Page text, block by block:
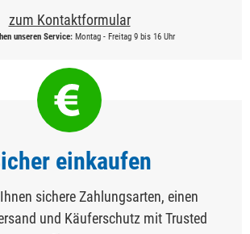
zum Kontaktformular
unseren Service:Montag - Freitag 9 bis 16 Uhr
einkaufen
sichere Zahlungsarten, einen
und Käuferschutz mit Trusted